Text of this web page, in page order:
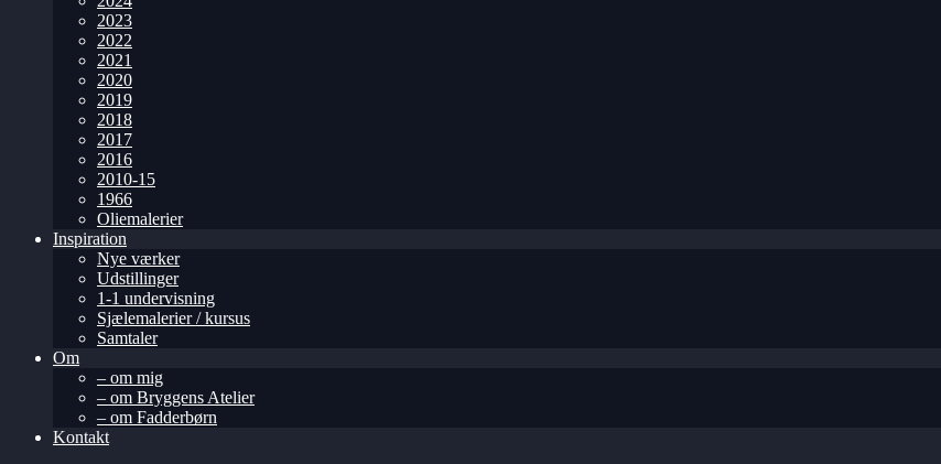
2023
2022
2021
2020
2019
2018
2017
2016
2010-15
1966
Oliemalerier
Inspiration
Nye værker
Udstillinger
1-1 undervisning
Sjælemalerier / kursus
Samtaler
Om
– om mig
– om Bryggens Atelier
– om Fadderbørn
Kontakt